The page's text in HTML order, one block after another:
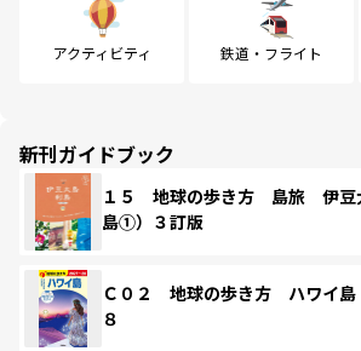
アクティビティ 鉄道・フライト
新刊ガイドブック
１５ 地球の歩き方 島旅 伊豆
島①）３訂版
Ｃ０２ 地球の歩き方 ハワイ島
８